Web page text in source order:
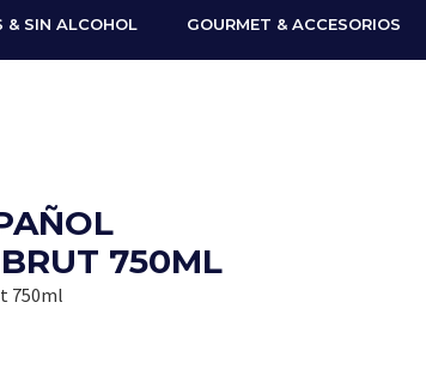
& SIN ALCOHOL GOURMET & ACCESORIOS
750ML
750ml